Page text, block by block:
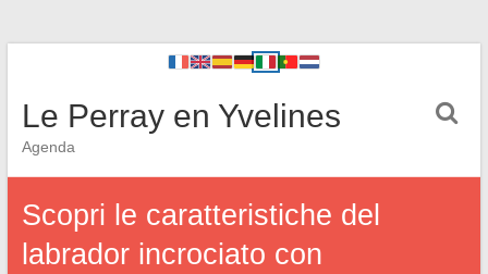
Le Perray en Yvelines
Agenda
Scopri le caratteristiche del
labrador incrociato con